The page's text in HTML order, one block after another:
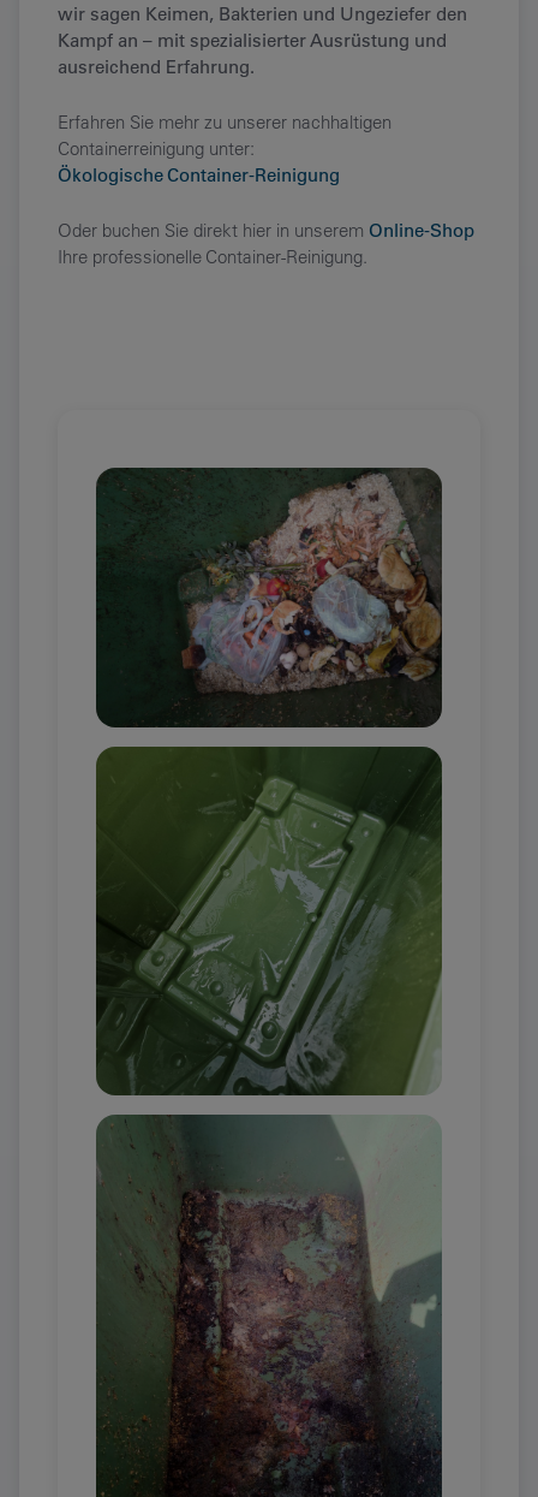
wir sagen Keimen, Bakterien und Ungeziefer den
Kampf an – mit spezialisierter Ausrüstung und
ausreichend Erfahrung.
Erfahren Sie mehr zu unserer nachhaltigen
Containerreinigung unter:
Ökologische Container-Reinigung
Oder buchen Sie direkt hier in unserem Online-Shop
Ihre professionelle Container-Reinigung.